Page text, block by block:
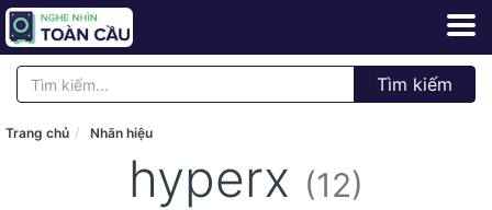
Tìm kiếm
Trang chủ Nhãn hiệu
hyperx (12)